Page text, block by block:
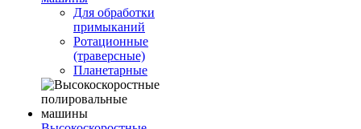
Для обработки
примыканий
Ротационные
(траверсные)
Планетарные